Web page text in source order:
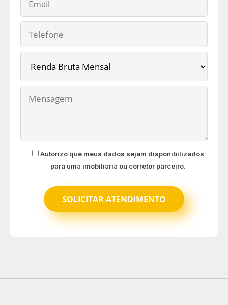
Autorizo que meus dados sejam disponibilizados
para uma imobiliária ou corretor parceiro.